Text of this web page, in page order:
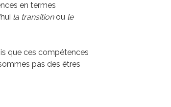
en termes
la transitionou le
que ces compétences
pas des êtres